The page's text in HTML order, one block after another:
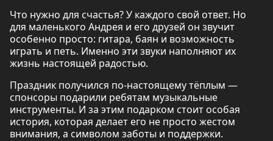
Что нужно для счастья? У каждого свой ответ. Но
для маленького Андрея и его друзей он звучит
особенно просто: гитара, баян и возможность
играть и петь. Именно эти звуки наполняют их
жизнь настоящей радостью.
Праздник получился по-настоящему тёплым —
спонсоры подарили ребятам музыкальные
инструменты. И за этим подарком стоит особая
история, которая делает его не просто жестом
внимания, а символом заботы и поддержки.